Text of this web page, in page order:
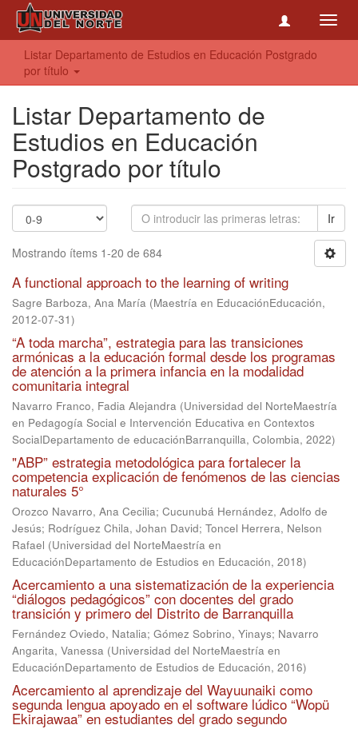
Listar Departamento de Estudios en Educación Postgrado
por título
Listar Departamento de
Estudios en Educación
Postgrado por título
Ir
Mostrando ítems 1-20 de 684
A functional approach to the learning of writing
Sagre Barboza, Ana María (Maestría en EducaciónEducación,
2012-07-31)
“A toda marcha”, estrategia para las transiciones
armónicas a la educación formal desde los programas
de atención a la primera infancia en la modalidad
comunitaria integral
Navarro Franco, Fadia Alejandra (Universidad del NorteMaestría
en Pedagogía Social e Intervención Educativa en Contextos
SocialDepartamento de educaciónBarranquilla, Colombia, 2022)
"ABP” estrategia metodológica para fortalecer la
competencia explicación de fenómenos de las ciencias
naturales 5°
Orozco Navarro, Ana Cecilia; Cucunubá Hernández, Adolfo de
Jesús; Rodríguez Chila, Johan David; Toncel Herrera, Nelson
Rafael (Universidad del NorteMaestría en
EducaciónDepartamento de Estudios en Educación, 2018)
Acercamiento a una sistematización de la experiencia
“diálogos pedagógicos” con docentes del grado
transición y primero del Distrito de Barranquilla
Fernández Oviedo, Natalia; Gómez Sobrino, Yinays; Navarro
Angarita, Vanessa (Universidad del NorteMaestría en
EducaciónDepartamento de Estudios de Educación, 2016)
Acercamiento al aprendizaje del Wayuunaiki como
segunda lengua apoyado en el software lúdico “Wopü
Ekirajawaa” en estudiantes del grado segundo